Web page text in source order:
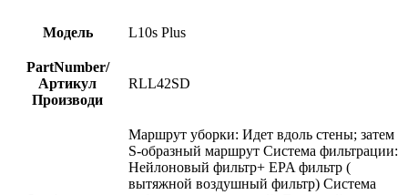
Модель L10s Plus
PartNumber/
Артикул
Производи
RLL42SD
Маршрут уборки: Идет вдоль стены; затем
S-образный маршрут Система фильтрации:
Нейлоновый фильтр+ EPA фильтр (
вытяжной воздушный фильтр) Система